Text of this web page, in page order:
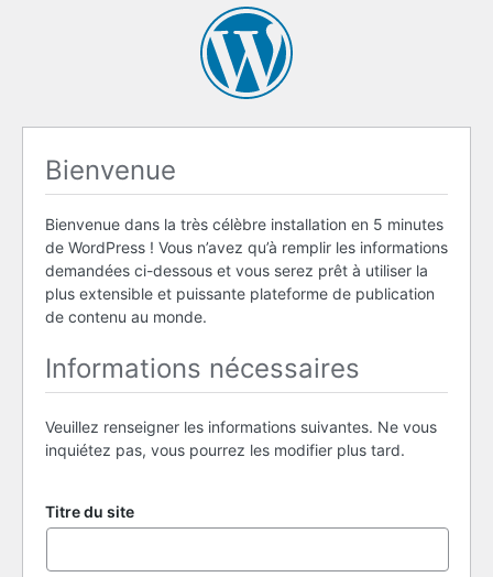
Bienvenue
Bienvenue dans la très célèbre installation en 5 minutes
de WordPress ! Vous n’avez qu’à remplir les informations
demandées ci-dessous et vous serez prêt à utiliser la
plus extensible et puissante plateforme de publication
de contenu au monde.
Informations nécessaires
Veuillez renseigner les informations suivantes. Ne vous
inquiétez pas, vous pourrez les modifier plus tard.
Titre du site